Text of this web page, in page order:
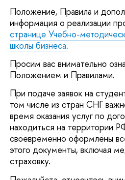
Положение, Правила и
информация о реализации
странице Учебно-
школы бизнеса.
Просим вас внимательно
Положением и Правилами.
При подаче заявок на
том числе из стран СНГ
время оказания услуг по
находиться на территории
своевременно оформлены
этого документы, включая
страховку.